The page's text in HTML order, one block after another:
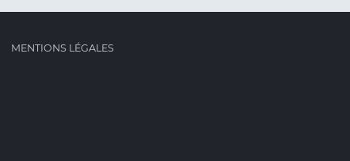
MENTIONS LÉGALES